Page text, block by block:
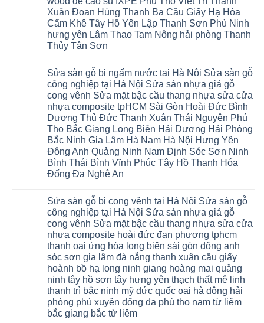
Phòng
Sóc
Sơn
Ninh
Bình
Hưng
Yên
Long
Bắc
Ninh
Ninh
Bình
Đà
Nẵng
Quảng
sửa
sàn
nhà
sửa
sàn
Nội
báo
Dịch
vụ
sửa
chữa
Sửa
sàn
nhựa
giả
gỗ
hèm
khóa
4mm
6mm
8mm
10mm
12mm
tại
nhà
Ziccos
Flortex
Wilson
black
Hobi
wood
Glotex
Kosmos
Hobi
Xuân Đoan Hùng Thanh Ba Cầu Giấy Hạ Hòa
Cẩm Khê Tây Hồ Yên Lập Thanh Sơn Phù Ninh
hưng yên Lâm Thao Tam Nông hải phòng Thanh
Thủy Tân Sơn
bình
luận
ở
Sửa
chữa
sàn
nhựa
giả
gỗ
tại
Hà
Nội
báo
giá
sửa
chữa
Sửa
nhựa
giả
gỗ
hèm
khóa
giá
rẻ
4mm
6mm
8mm
10mm
12mm
chịu
Sửa sàn gỗ bị ngấm nước tại Hà Nội Sửa sàn gỗ
công nghiệp tại Hà Nội Sửa sàn nhựa giả gỗ
cong vênh Sửa mặt bậc cầu thang nhựa sửa cửa
nhựa composite tpHCM Sài Gòn Hoài Đức Bình
Dương Thủ Đức Thanh Xuân Thái Nguyên Phú
Thọ Bắc Giang Long Biên Hải Dương Hải Phòng
Bắc Ninh Gia Lâm Hà Nam Hà Nội Hưng Yên
Đông Anh Quảng Ninh Nam Định Sóc Sơn Ninh
Bình Thái Bình Vĩnh Phúc Tây Hồ Thanh Hóa
Đống Đa Nghệ An
bình
luận
ở
Sửa
sàn
gỗ
bị
ngấm
nước
tại
Hà
Sửa
sàn
gỗ
công
Sửa sàn gỗ bị cong vênh tại Hà Nội Sửa sàn gỗ
công nghiệp tại Hà Nội Sửa sàn nhựa giả gỗ
cong vênh Sửa mặt bậc cầu thang nhựa sửa cửa
nhựa composite hoài đức đan phượng tphcm
thanh oai ứng hòa long biên sài gòn đông anh
sóc sơn gia lâm đà nẵng thanh xuân cầu giấy
hoành bồ hạ long ninh giang hoàng mai quảng
ninh tây hồ sơn tây hưng yên thạch thất mê linh
thanh trì bắc ninh mỹ đức quốc oai hà đông hải
phòng phú xuyên đống đa phú thọ nam từ liêm
bắc giang bắc từ liêm